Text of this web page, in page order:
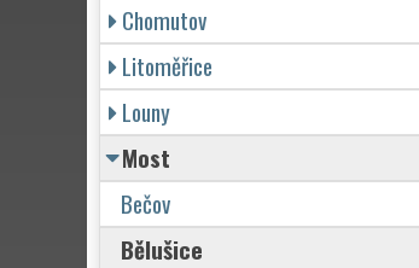
Chomutov
Litoměřice
Louny
Most
Bečov
Bělušice